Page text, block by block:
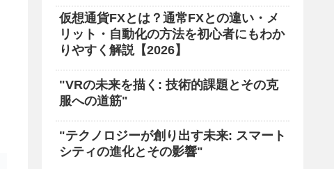
仮想通貨FXとは？通常FXとの違い・メ
リット・自動化の方法を初心者にもわか
りやすく解説【2026】
"VRの未来を描く: 技術的課題とその克
服への道筋"
"テクノロジーが創り出す未来: スマート
シティの進化とその影響"